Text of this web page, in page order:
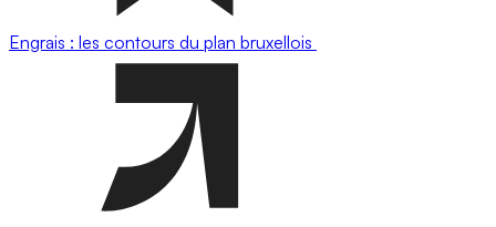
Engrais : les contours du plan bruxellois